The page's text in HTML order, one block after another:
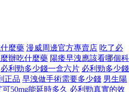
麼藥 漫威周邊官方專賣店 吃了必
辦吃什麼藥 陽痿早洩應該看哪個科
必利勁多少錢一盒六片 必利勁多少錢
正品 早洩做手術需要多少錢 男生陽
可50mg能延時多久 必利勁真實的效